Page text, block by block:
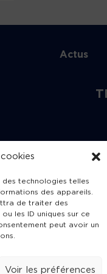
des technologies telles
des appareils.
de traiter des
les ID uniques sur ce
peut avoir un
Voir les préférences
Actus
Charte de publication